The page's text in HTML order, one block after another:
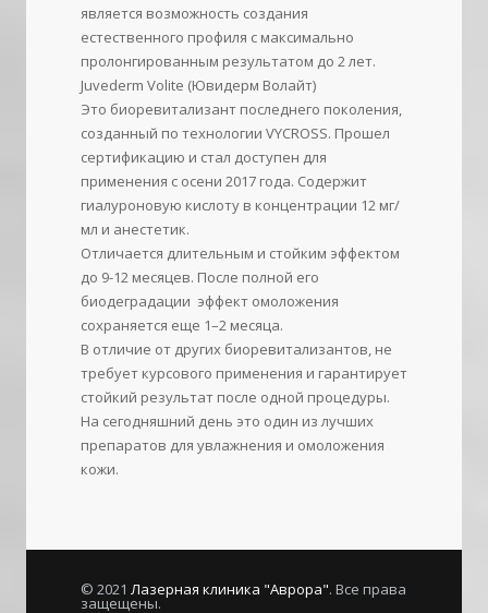
является возможность создания
естественного профиля с максимально
пролонгированным результатом до 2 лет.
Juvederm Volite (Ювидерм Волайт)
Это биоревитализант последнего поколения,
созданный по технологии VYCROSS. Прошел
сертификацию и стал доступен для
применения с осени 2017 года. Содержит
гиалуроновую кислоту в концентрации 12 мг/
мл и анестетик.
Отличается длительным и стойким эффектом
до 9-12 месяцев. После полной его
биодеградации эффект омоложения
сохраняется еще 1–2 месяца.
В отличие от других биоревитализантов, не
требует курсового применения и гарантирует
стойкий результат после одной процедуры.
На сегодняшний день это один из лучших
препаратов для увлажнения и омоложения
кожи.
© 2021 Лазерная клиника "Аврора". Все права
защещены.